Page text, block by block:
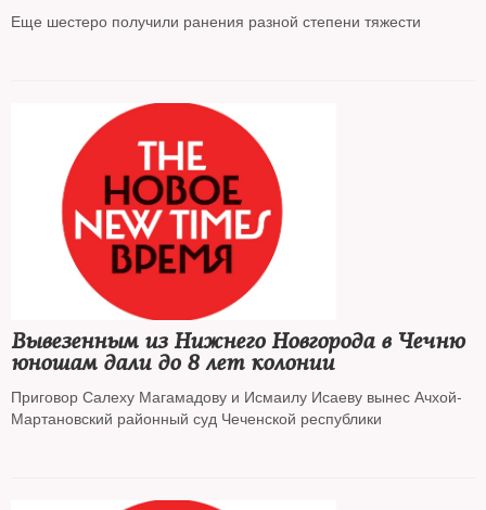
Еще шестеро получили ранения разной степени тяжести
Вывезенным из Нижнего Новгорода в Чечню
юношам дали до 8 лет колонии
Приговор Салеху Магамадову и Исмаилу Исаеву вынес Ачхой-
Мартановский районный суд Чеченской республики